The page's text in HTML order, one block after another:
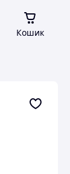
Кошик